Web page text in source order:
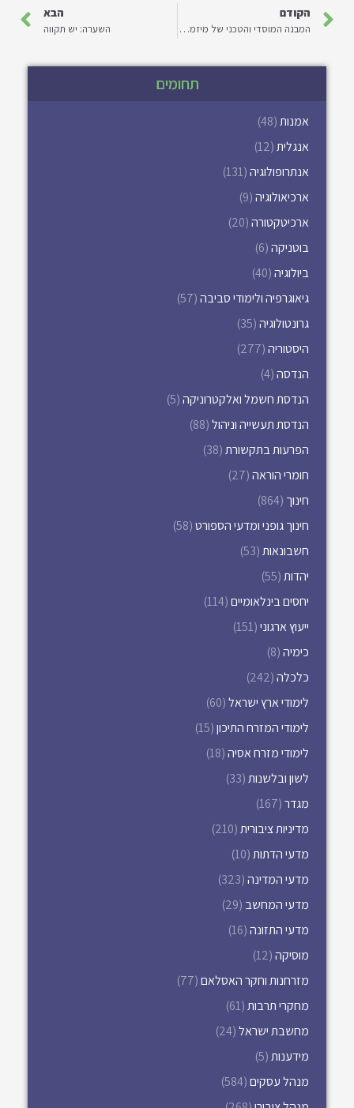
תחומים
אמנות(48)
אנגלית(12)
אנתרופולוגיה(131)
ארכיאולוגיה(9)
ארכיטקטורה(20)
בוטניקה(6)
ביולוגיה(40)
גיאוגרפיה ולימודי סביבה(57)
גרונטולוגיה(35)
היסטוריה(277)
הנדסה(4)
הנדסת חשמל ואלקטרוניקה(5)
הנדסת תעשייה וניהול(88)
הפרעות בתקשורת(38)
חומרי הוראה(27)
חינוך (864)
חינוך גופני ומדעי הספורט(58)
חשבונאות(53)
יהדות(55)
יחסים בינלאומיים(114)
ייעוץ ארגוני(151)
כימיה(8)
כלכלה(242)
לימודי ארץ ישראל(60)
לימודי המזרח התיכון(15)
לימודי מזרח אסיה(18)
לשון ובלשנות(33)
מגדר(167)
מדיניות ציבורית(210)
מדעי הדתות(10)
מדעי המדינה(323)
מדעי המחשב (29)
מדעי התזונה(16)
מוסיקה(12)
מזרחנות וחקר האסלאם(77)
מחקרי תרבות(61)
מחשבת ישראל(24)
מידענות(5)
מנהל עסקים(584)
הקודם
המבנה המוסדי והטכני של מיזמים ללא כוונת רווח: חקר מקרה של ארגון היברידי אמריקאי הלכוד בין שני שדות ארגוניים
הבא
השערה: יש תקווה